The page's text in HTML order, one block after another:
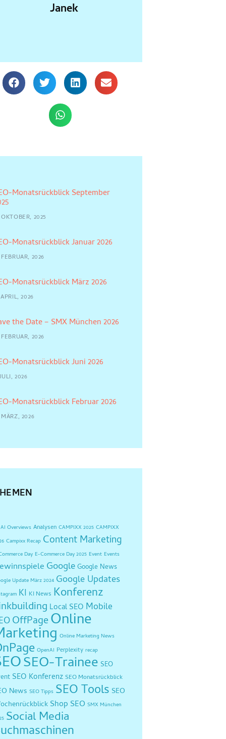
Janek
Monatsrückblick September
2025
Monatsrückblick Januar 2026
2026
Monatsrückblick März 2026
2026
the Date – SMX München 2026
2026
Monatsrückblick Juni 2026
2026
Monatsrückblick Februar 2026
2026
AI Overviews Analysen CAMPIXX 2025 CAMPIXX
Campixx Recap Content Marketing
Day E-Commerce Day 2025 Event Events
Google Google News
Update März 2024 Google Updates
KI KI News Konferenz
Local SEO Mobile
OffPageOnline
Online Marketing News
OpenAI Perplexity recap
SEO-Trainee SEO
SEO Konferenz SEO Monatsrückblick
News SEO Tipps SEO Tools SEO
Shop SEO SMX München
Social Media